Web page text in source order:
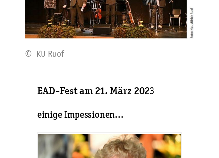
© KU Ruof
EAD-Fest am 21. März 2023
einige Impessionen...